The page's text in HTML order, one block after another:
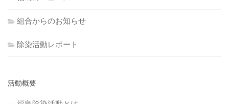
組合からのお知らせ
除染活動レポート
活動概要